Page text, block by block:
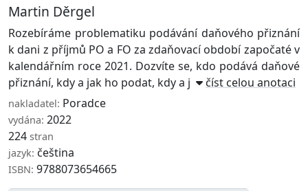
Martin Děrgel
Rozebíráme problematiku podávání daňového přiznání
k dani z příjmů PO a FO za zdaňovací období započaté v
kalendářním roce 2021. Dozvíte se, kdo podává daňové
přiznání, kdy a jak ho podat, kdy a j ... číst celou anotaci
nakladatel: Poradce
vydána: 2022
224 stran
jazyk: čeština
ISBN: 9788073654665